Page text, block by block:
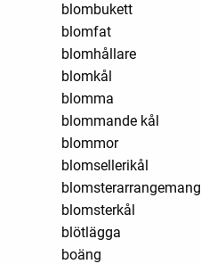
blombukett
blomfat
blomhållare
blomkål
blomma
blommande kål
blommor
blomsellerikål
blomsterarrangemang
blomsterkål
blötlägga
boäng